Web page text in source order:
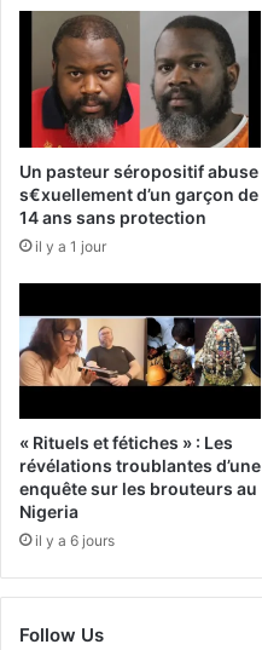
Un pasteur séropositif abuse
s€xuellement d’un garçon de
14 ans sans protection
il y a 1 jour
« Rituels et fétiches » : Les
révélations troublantes d’une
enquête sur les brouteurs au
Nigeria
il y a 6 jours
Follow Us